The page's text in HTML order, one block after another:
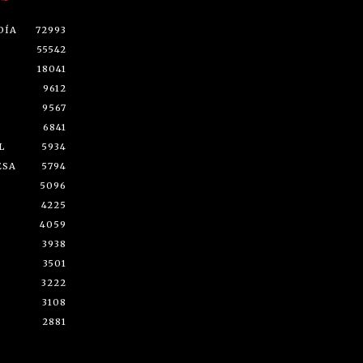
72993
55542
18041
9612
9567
6841
5934
5794
5096
4225
4059
3938
3501
3222
3108
2881